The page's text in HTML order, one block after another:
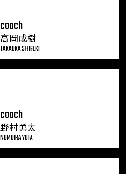
coach
高岡成樹
TAKAOKA SHIGEKI
coach
野村勇太
NOMUIRA YUTA